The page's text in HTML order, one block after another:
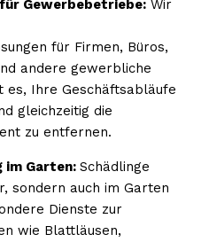
Gewerbebetriebe: Wir
für Firmen, Büros,
andere gewerbliche
es, Ihre Geschäftsabläufe
gleichzeitig die
zu entfernen.
im Garten: Schädlinge
sondern auch im Garten
Dienste zur
wie Blattläusen,